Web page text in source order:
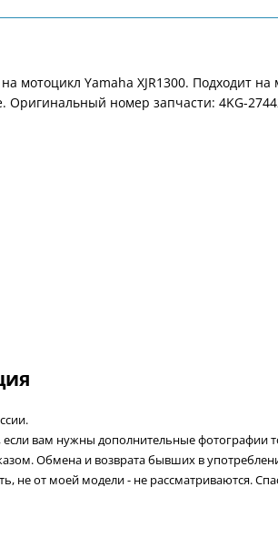
мотоцикл Yamaha XJR1300. Подходит на
Оригинальный номер запчасти: 4KG-
вам нужны дополнительные фотографии
Обмена и возврата бывших в
не от моей модели - не рассматриваются.